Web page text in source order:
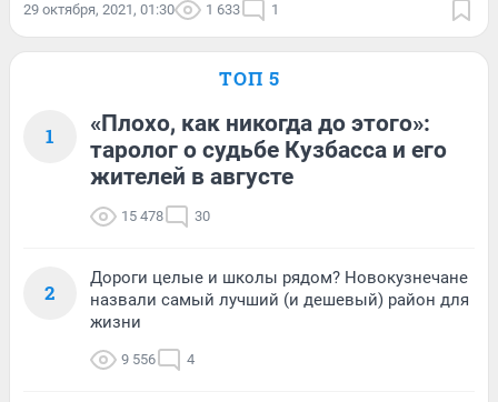
29 октября, 2021, 01:30 1 633 1
ТОП 5
1
«Плохо, как никогда до этого»:
таролог о судьбе Кузбасса и его
жителей в августе
15 478 30
2
Дороги целые и школы рядом? Новокузнечане
назвали самый лучший (и дешевый) район для
жизни
9 556 4